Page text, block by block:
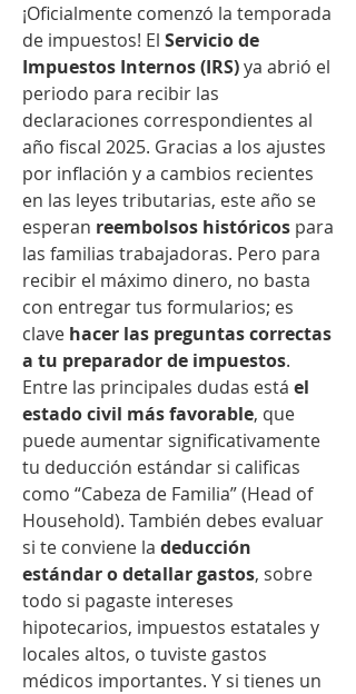
¡Oficialmente comenzó la temporada
de impuestos! El Servicio de
Impuestos Internos (IRS) ya abrió el
periodo para recibir las
declaraciones correspondientes al
año fiscal 2025. Gracias a los ajustes
por inflación y a cambios recientes
en las leyes tributarias, este año se
esperan reembolsos históricos para
las familias trabajadoras. Pero para
recibir el máximo dinero, no basta
con entregar tus formularios; es
clave hacer las preguntas correctas
a tu preparador de impuestos.
Entre las principales dudas está el
estado civil más favorable, que
puede aumentar significativamente
tu deducción estándar si calificas
como “Cabeza de Familia” (Head of
Household). También debes evaluar
si te conviene la deducción
estándar o detallar gastos, sobre
todo si pagaste intereses
hipotecarios, impuestos estatales y
locales altos, o tuviste gastos